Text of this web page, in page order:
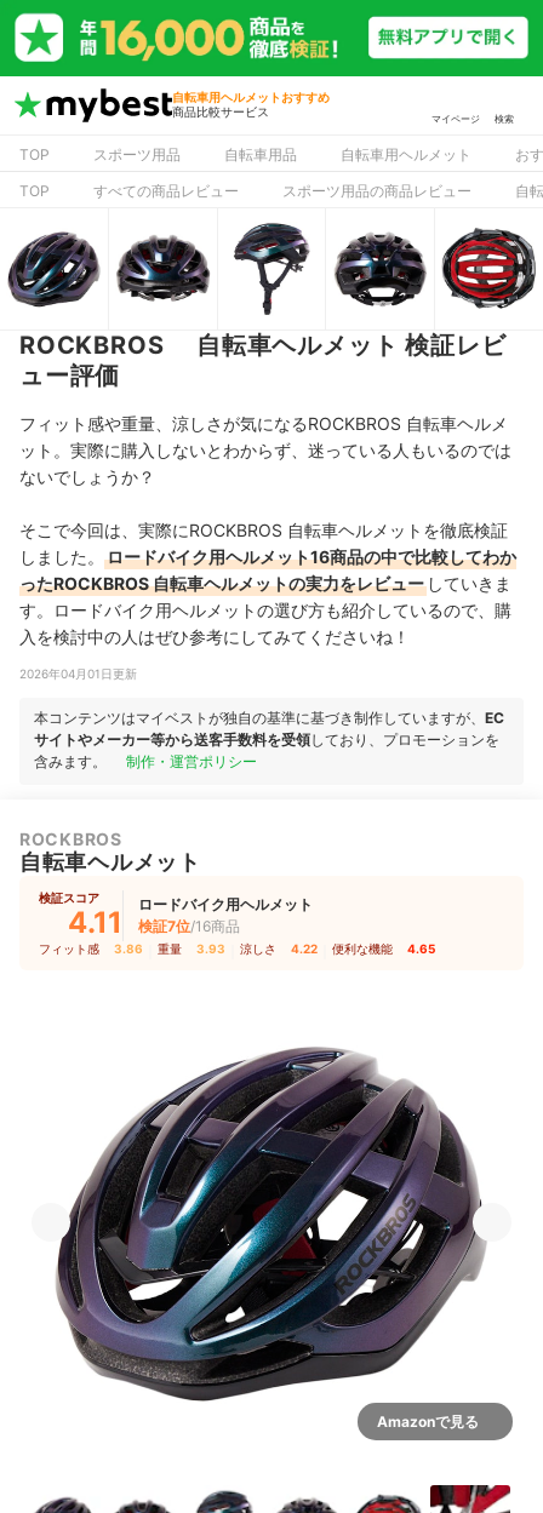
自転車用ヘルメットおすすめ
商品比較サービス
マイページ 検索
TOP スポーツ用品 自転車用品 自転車用ヘルメット
お
TOP
すべての商品レビュー スポーツ用品の商品レビュー 自
ROCKBROS 自転車ヘルメット 検証レビ
ュー評価
フィット感や重量、涼しさが気になるROCKBROS 自転車ヘルメ
ット。実際に購入しないとわからず、迷っている人もいるのでは
ないでしょうか？
そこで今回は、実際にROCKBROS 自転車ヘルメットを徹底検証
しました。
ロードバイク用ヘルメット16商品の中で比較してわか
ったROCKBROS 自転車ヘルメットの実力をレビュー していきま
す。ロードバイク用ヘルメットの選び方も紹介しているので、購
入を検討中の人はぜひ参考にしてみてくださいね！
2026年04月01日更新
本コンテンツはマイベストが独自の基準に基づき制作していますが、 EC
サイトやメーカー等から送客手数料を受領しており、プロモーションを
含みます。
制作・運営ポリシー
ROCKBROS
自転車ヘルメット
検証スコア
4.11
ロードバイク用ヘルメット
検証7位/16商品
フィット感 3.86 重量 3.93 涼しさ 4.22 便利な機能 4.65
Amazonで見る